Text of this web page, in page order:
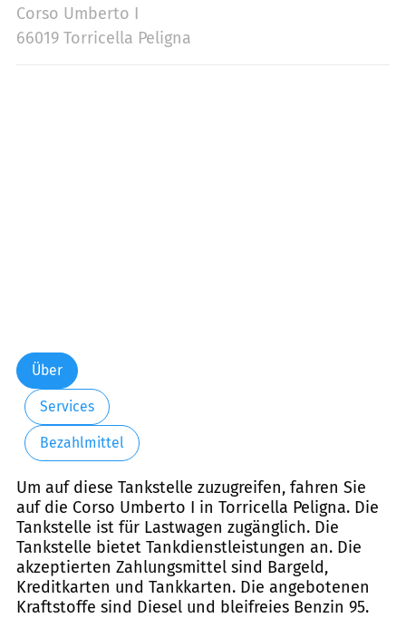
Corso Umberto I
66019 Torricella Peligna
Über
Services
Bezahlmittel
Um auf diese Tankstelle zuzugreifen, fahren Sie
auf die Corso Umberto I in Torricella Peligna. Die
Tankstelle ist für Lastwagen zugänglich. Die
Tankstelle bietet Tankdienstleistungen an. Die
akzeptierten Zahlungsmittel sind Bargeld,
Kreditkarten und Tankkarten. Die angebotenen
Kraftstoffe sind Diesel und bleifreies Benzin 95.